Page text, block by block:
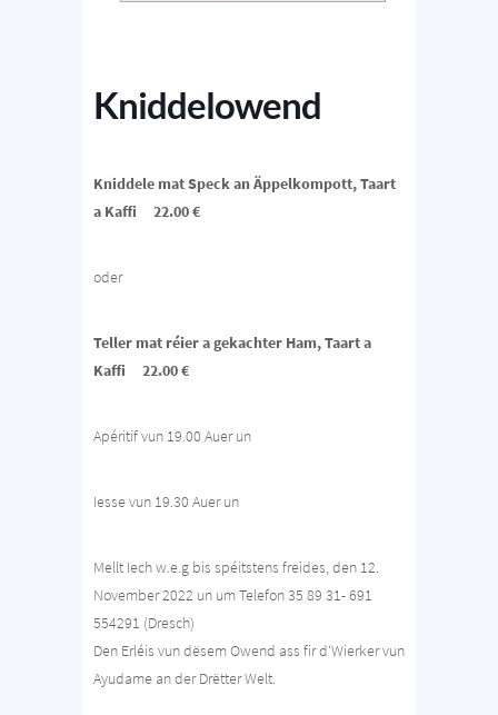
Kniddelowend
Kniddele mat Speck an Äppelkompott, Taart
a Kaffi 22.00 €
oder
Teller mat réier a gekachter Ham, Taart a
Kaffi 22.00 €
Apéritif vun 19.00 Auer un
Iesse vun 19.30 Auer un
Mellt Iech w.e.g bis spéitstens freides, den 12.
November 2022 un um Telefon 35 89 31- 691
554291 (Dresch)
Den Erléis vun dësem Owend ass fir d‘Wierker vun
Ayudame an der Drëtter Welt.